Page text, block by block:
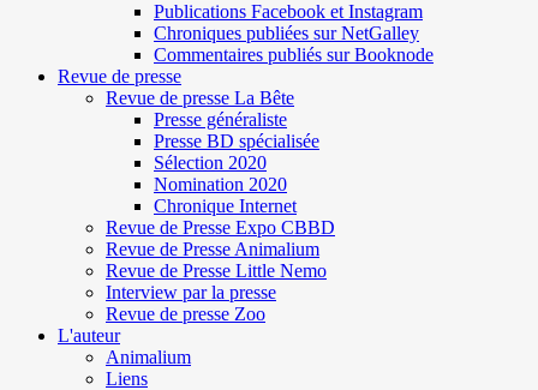
Publications Facebook et Instagram
Chroniques publiées sur NetGalley
Commentaires publiés sur Booknode
Revue de presse
Revue de presse La Bête
Presse généraliste
Presse BD spécialisée
Sélection 2020
Nomination 2020
Chronique Internet
Revue de Presse Expo CBBD
Revue de Presse Animalium
Revue de Presse Little Nemo
Interview par la presse
Revue de presse Zoo
L'auteur
Animalium
Liens